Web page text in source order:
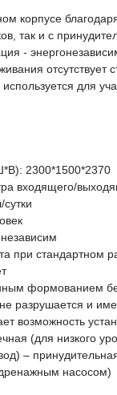
корпусе
так и с
-
отсутствует
для
2300*1500*2370
входящего/
при стандартном
формованием
разрушается и
возможность
(для низкого
–
насосом)